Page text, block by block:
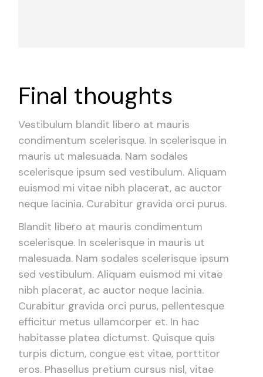
Final thoughts
Vestibulum blandit libero at mauris
condimentum scelerisque. In scelerisque in
mauris ut malesuada. Nam sodales
scelerisque ipsum sed vestibulum. Aliquam
euismod mi vitae nibh placerat, ac auctor
neque lacinia. Curabitur gravida orci purus.
Blandit libero at mauris condimentum
scelerisque. In scelerisque in mauris ut
malesuada. Nam sodales scelerisque ipsum
sed vestibulum. Aliquam euismod mi vitae
nibh placerat, ac auctor neque lacinia.
Curabitur gravida orci purus, pellentesque
efficitur metus ullamcorper et. In hac
habitasse platea dictumst. Quisque quis
turpis dictum, congue est vitae, porttitor
eros. Phasellus pretium cursus nisl, vitae